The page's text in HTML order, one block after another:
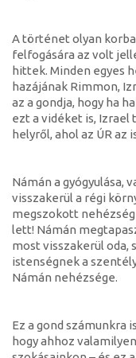
A történet olyan
felfogására az volt
hittek. Minden egyes
hazájának Rimmon,
az a gondja, hogy ha
ezt a vidéket is,
helyről, ahol az ÚR az
Námán a gyógyulása,
visszakerül a régi
megszokott
lett! Námán
most visszakerül oda,
istenségnek a
Námán nehézsége.
Ez a gond számunkra
hogy ahhoz